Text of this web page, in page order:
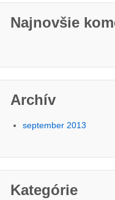
Najnovšie
Archív
september 2013
Kategórie